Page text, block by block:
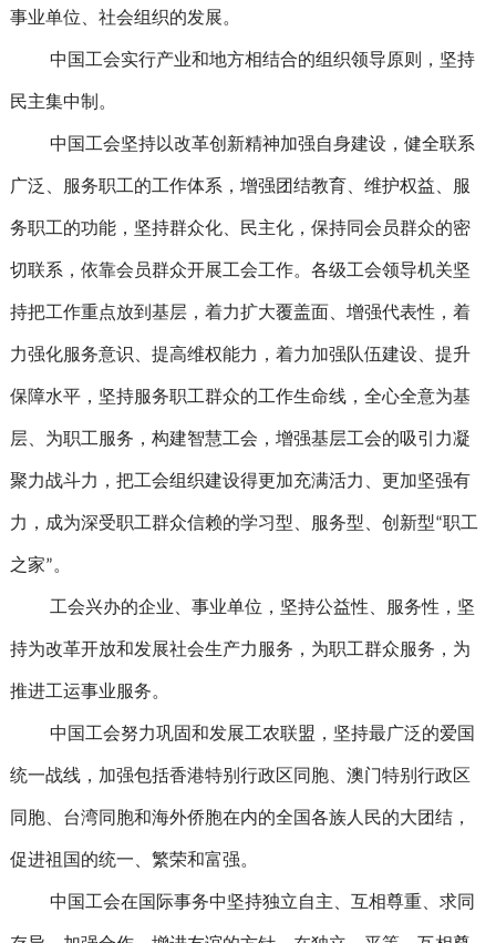
事业单位、社会组织的发展。
中国工会实行产业和地方相结合的组织领导原则，坚持
民主集中制。
中国工会坚持以改革创新精神加强自身建设，健全联系
广泛、服务职工的工作体系，增强团结教育、维护权益、服
务职工的功能，坚持群众化、民主化，保持同会员群众的密
切联系，依靠会员群众开展工会工作。各级工会领导机关坚
持把工作重点放到基层，着力扩大覆盖面、增强代表性，着
力强化服务意识、提高维权能力，着力加强队伍建设、提升
保障水平，坚持服务职工群众的工作生命线，全心全意为基
层、为职工服务，构建智慧工会，增强基层工会的吸引力凝
聚力战斗力，把工会组织建设得更加充满活力、更加坚强有
力，成为深受职工群众信赖的学习型、服务型、创新型“职工
之家”。
工会兴办的企业、事业单位，坚持公益性、服务性，坚
持为改革开放和发展社会生产力服务，为职工群众服务，为
推进工运事业服务。
中国工会努力巩固和发展工农联盟，坚持最广泛的爱国
统一战线，加强包括香港特别行政区同胞、澳门特别行政区
同胞、台湾同胞和海外侨胞在内的全国各族人民的大团结，
促进祖国的统一、繁荣和富强。
中国工会在国际事务中坚持独立自主、互相尊重、求同